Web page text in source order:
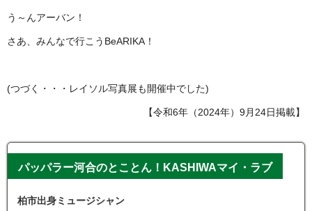
う～んアーバン！
さあ、みんなで行こうBeARIKA！
(つづく・・・レイソル写真展も開催中でした)
【令和6年（2024年）9月24日掲載】
パッパラー河合のとことん！KASHIWAマイ・ラブ
柏市出身ミュージシャン